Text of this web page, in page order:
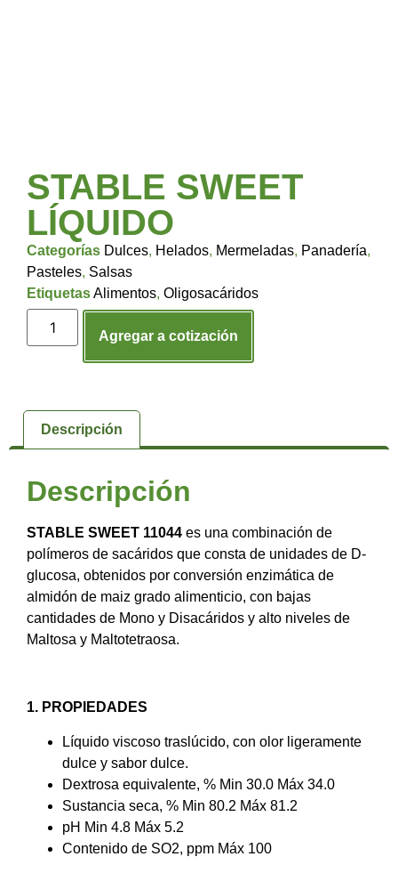
STABLE SWEET
LÍQUIDO
Categorías Dulces, Helados, Mermeladas, Panadería,
Pasteles, Salsas
EtiquetasAlimentos, Oligosacáridos
Agregar a cotización
Descripción
Descripción
STABLE SWEET 11044 es una combinación de
polímeros de sacáridos que consta de unidades de D-
glucosa, obtenidos por conversión enzimática de
almidón de maiz grado alimenticio, con bajas
cantidades de Mono y Disacáridos y alto niveles de
Maltosa y Maltotetraosa.
1. PROPIEDADES
Líquido viscoso traslúcido, con olor ligeramente
dulce y sabor dulce.
Dextrosa equivalente, % Min 30.0 Máx 34.0
Sustancia seca, % Min 80.2 Máx 81.2
pH Min 4.8 Máx 5.2
Contenido de SO2, ppm Máx 100